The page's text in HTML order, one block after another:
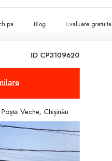
Blog Evaluare gratuita
ID CP3109620
Poșta Veche, Chișinău